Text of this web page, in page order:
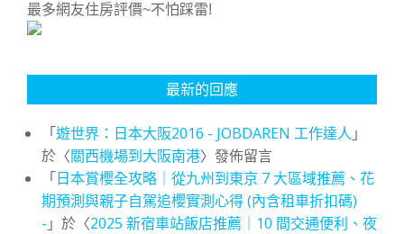
最多網友住房評價~不怕踩雷!
最新的回應
「遊世界：日本大阪2016 - JOBDAREN 工作達人 」
於〈關西機場到大阪南港〉發佈留言
「日本賞櫻全攻略｜從九州到東京 7 大區域推薦、花
期預測與親子自駕追櫻實測心得 (內含租車折扣碼)
- 」於〈2025 新宿車站飯店推薦｜10 間交通便利、夜